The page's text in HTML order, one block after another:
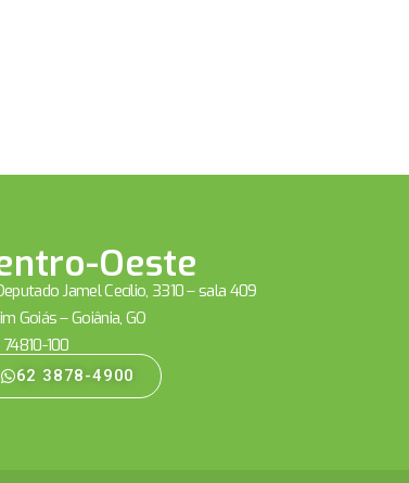
Oeste
Jamel Cecílio, 3310 – sala 409
Goiás – Goiânia, GO
74810-100
62 3878-4900